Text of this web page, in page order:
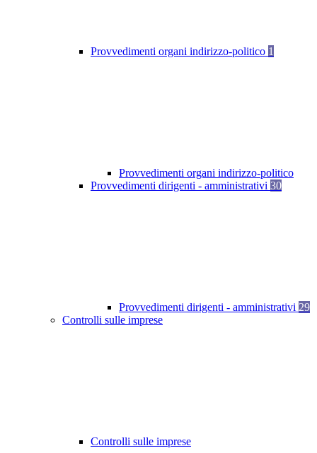
Provvedimenti organi indirizzo-politico 1
Provvedimenti organi indirizzo-politico
Provvedimenti dirigenti - amministrativi 30
Provvedimenti dirigenti - amministrativi 29
Controlli sulle imprese
Controlli sulle imprese